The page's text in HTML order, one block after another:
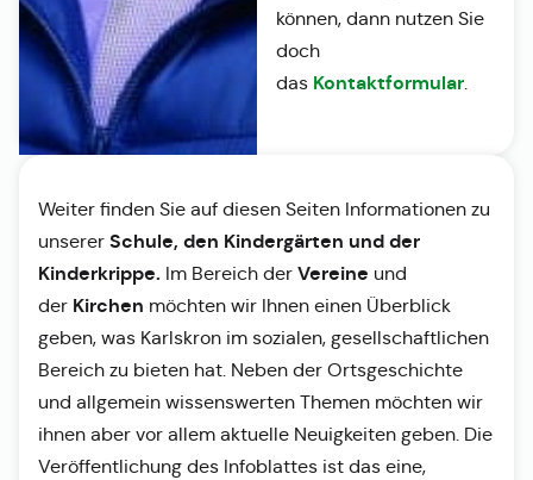
können, dann nutzen Sie
doch
das Kontaktformular.
Weiter finden Sie auf diesen Seiten Informationen zu
unserer Schule, den Kindergärten und der
Kinderkrippe. Im Bereich der Vereine und
der Kirchen möchten wir Ihnen einen Überblick
geben, was Karlskron im sozialen, gesellschaftlichen
Bereich zu bieten hat. Neben der Ortsgeschichte
und allgemein wissenswerten Themen möchten wir
ihnen aber vor allem aktuelle Neuigkeiten geben. Die
Veröffentlichung des Infoblattes ist das eine,